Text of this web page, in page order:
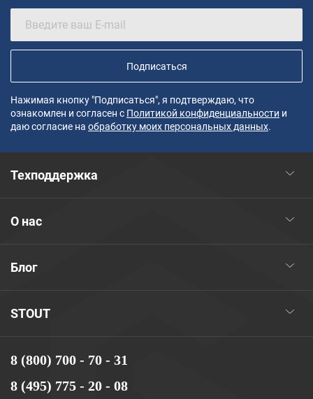
Подписаться
Нажимая кнопку "Подписаться", я подтверждаю, что
ознакомлен и согласен с Политикой конфиденциальности и
даю согласие на обработку моих персональных данных.
8 (800) 700 - 70 - 31
8 (495) 775 - 20 - 08
STOUT
Блог
О нас
Техподдержка